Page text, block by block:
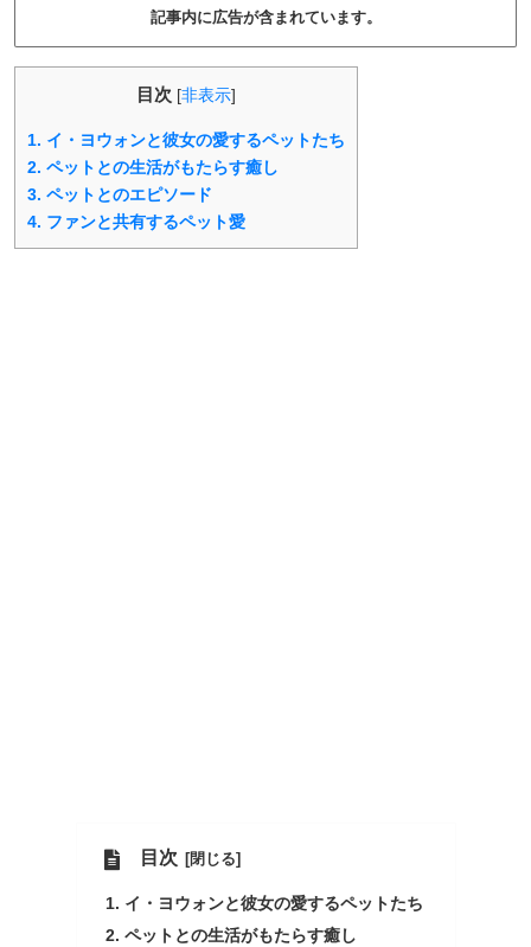
記事内に広告が含まれています。
目次 [非表示]
1. イ・ヨウォンと彼女の愛するペットたち
2. ペットとの生活がもたらす癒し
3. ペットとのエピソード
4. ファンと共有するペット愛
目次
イ・ヨウォンと彼女の愛するペットたち
ペットとの生活がもたらす癒し